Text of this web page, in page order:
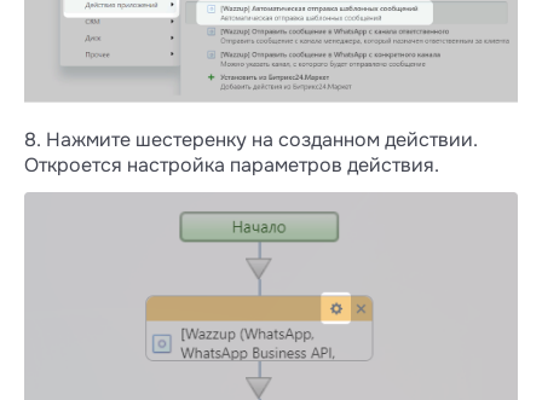
8. Нажмите шестеренку на созданном действии.
Откроется настройка параметров действия.